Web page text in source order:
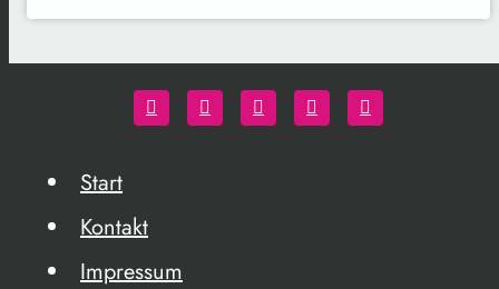
Start
Kontakt
Impressum